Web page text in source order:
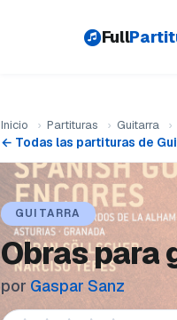
Full
Inicio › Partituras › Guitarra ›
← Todas las partituras de
GUITARRA
Obras para
por Gaspar Sanz